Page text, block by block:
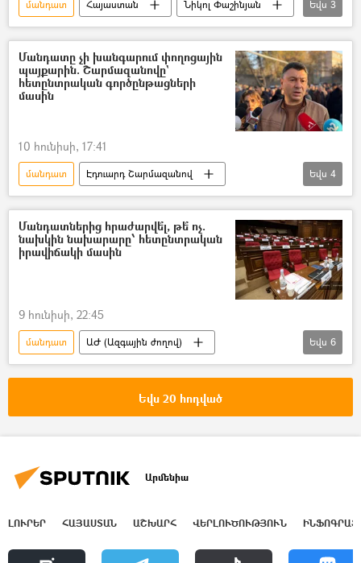
մանդատ Հայաստան
Նիկոլ Փաշինյան
ընդդիմություն
ԱԺ (Ազգային ժողով)
Ընտրություններ
Եվս 3
Մանդատը չի խանգարում փողոցային
պայքարին. Շարմազանովը`
հետընտրական գործընթացների
մասին
10 հունիսի, 17:41
մանդատ
Էդուարդ Շարմազանով
Ընտրություններ
Ազգային ժողովի ընտրություններ
ընդդիմություն
Իշխանություն
Եվս 4
Մանդատներից հրաժարվե՞լ, թե՞ ոչ.
նախկին նախարարը՝ հետընտրական
իրավիճակի մասին
9 հունիսի, 22:45
մանդատ
ԱԺ (Ազգային ժողով)
Ազգային ժողովի ընտրություններ
«Քաղաքացիական պայմանագիր» կուսակցություն (ՔՊ)
ընդդիմություն
Իշխանություն
Եվս 6
Եվս 20 հոդված
Արմենիա
ԼՈՒՐԵՐ ՀԱՅԱՍՏԱՆ ԱՇԽԱՐՀ ՎԵՐԼՈՒԾՈՒԹՅՈՒՆ